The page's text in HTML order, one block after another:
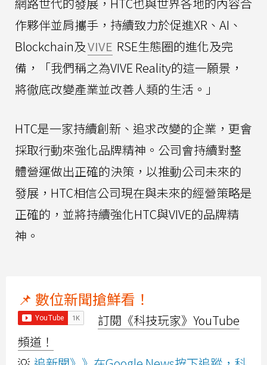
作夥伴並肩攜手，持續致力於促進XR、AI、
Blockchain及VIVE RSE生態圈的進化及完
備，「我們稱之為VIVE Reality的這一願景，
將徹底改變產業並改善人類的生活。」
HTC是一家持續創新、追求改變的企業，更會
採取行動來強化品牌精神。公司會持續對整
體營運做出正確的決策，以推動公司未來的
發展，HTC相信公司現在與未來的經營策略是
正確的，並將持續強化HTC與VIVE的品牌精
神。
📌 數位新聞搶鮮看！
訂閱《科技玩家》YouTube
頻道！